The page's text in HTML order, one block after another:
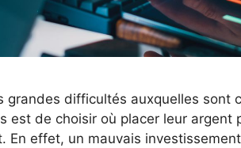
grandes difficultés auxquelles sont
est de choisir où placer leur argent
En effet, un mauvais